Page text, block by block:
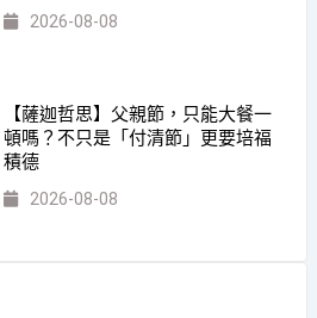
2026-08-08
【薩迦哲思】父親節，只能大餐一
頓嗎？不只是「付清節」更要培福
積德
2026-08-08